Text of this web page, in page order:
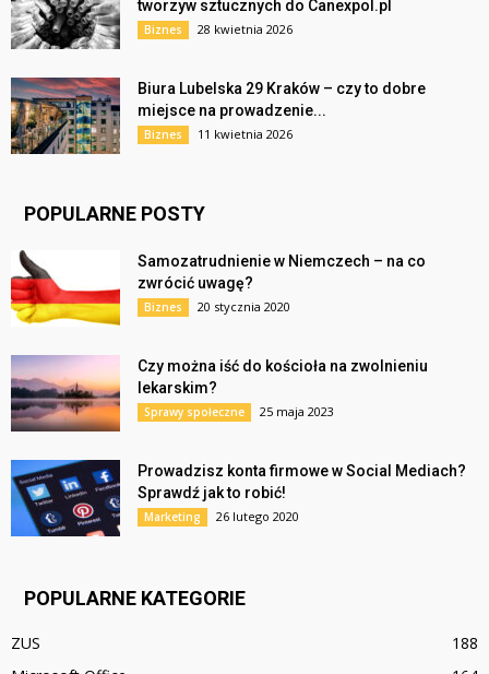
tworzyw sztucznych do Canexpol.pl
Biznes 28 kwietnia 2026
Biura Lubelska 29 Kraków – czy to dobre
miejsce na prowadzenie...
Biznes 11 kwietnia 2026
POPULARNE POSTY
Samozatrudnienie w Niemczech – na co
zwrócić uwagę?
Biznes 20 stycznia 2020
Czy można iść do kościoła na zwolnieniu
lekarskim?
Sprawy społeczne 25 maja 2023
Prowadzisz konta firmowe w Social Mediach?
Sprawdź jak to robić!
Marketing 26 lutego 2020
POPULARNE KATEGORIE
ZUS
188